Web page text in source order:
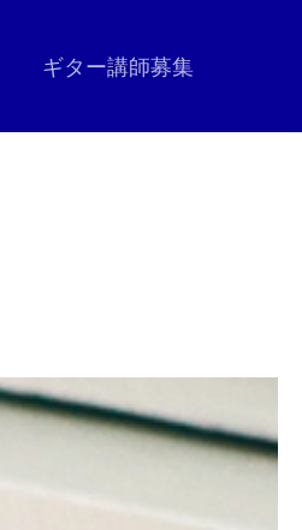
ギター講師募集